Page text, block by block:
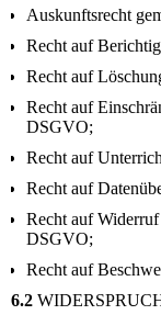
Auskunftsrecht
Recht auf
Recht auf
Recht auf
DSGVO;
Recht auf
Recht auf
Recht auf
DSGVO;
Recht auf
6.2